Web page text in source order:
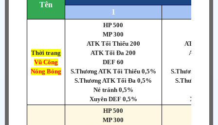
Tên
1
Thời trang
Vũ Công
Nóng Bỏng
HP 500
MP 300
ATK Tối Thiểu 200
ATK Tối Đa 200
DEF 60
S.Thương ATK Tối Thiểu 0,5%
S.Thương ATK Tối Đa 0,5%
Né tránh 0,5%
Xuyên DEF 0,5%
ATK Tối
ATK Tối
S.Thương ATK
S.Thương
Xuyên
HP 500
MP 300